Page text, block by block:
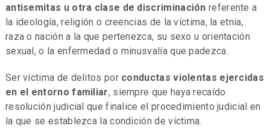
antisemitas u otra clase de discriminación referente a
la ideología, religión o creencias de la víctima, la etnia,
raza o nación a la que pertenezca, su sexo u orientación
sexual, o la enfermedad o minusvalía que padezca.
Ser víctima de delitos porconductas violentas ejercidas
en el entorno familiar, siempre que haya recaído
resolución judicial que finalice el procedimiento judicial en
la que se establezca la condición de víctima.